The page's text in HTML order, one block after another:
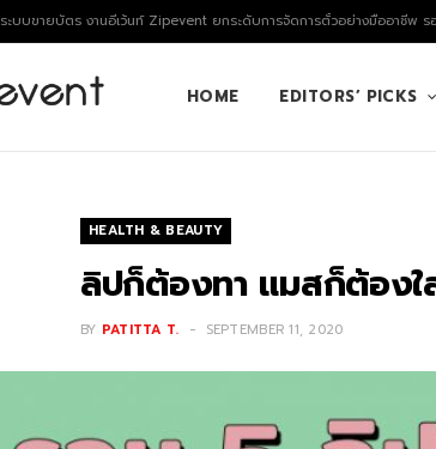
ระบบขายบัตร งานอีเว้นท์ Zipevent ยกระดับการจัดการตั๋วอย่างมืออาชีพ ร
HOME EDITORS’ PICKS
HEALTH & BEAUTY
ลิปก็ต้องทา แมสก็ต้อง
BY PATITTA T. SEPTEMBER 11, 2020